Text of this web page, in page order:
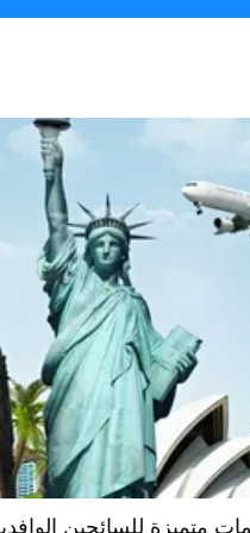
متميزة للسائحين